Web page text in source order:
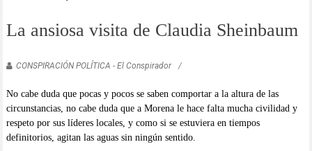
La ansiosa visita de Claudia Sheinbaum
CONSPIRACIÓN POLÍTICA - El Conspirador
No cabe duda que pocas y pocos se saben comportar a la altura de las
circunstancias, no cabe duda que a Morena le hace falta mucha civilidad y
respeto por sus líderes locales, y como si se estuviera en tiempos
definitorios, agitan las aguas sin ningún sentido.